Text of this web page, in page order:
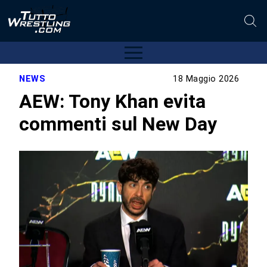
NEWS 18 Maggio 2026
AEW: Tony Khan evita
commenti sul New Day